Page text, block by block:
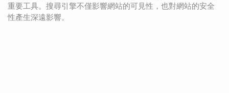
重要工具。搜尋引擎不僅影響網站的可見性，也對網站的安全
性產生深遠影響。